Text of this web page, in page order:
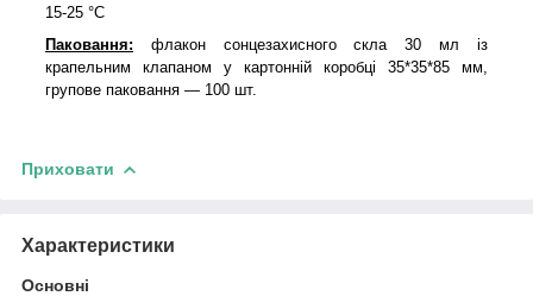
15-25 °C
Паковання: флакон сонцезахисного скла 30 мл із
крапельним клапаном у картонній коробці 35*35*85 мм,
групове паковання — 100 шт.
Приховати
Характеристики
Основні